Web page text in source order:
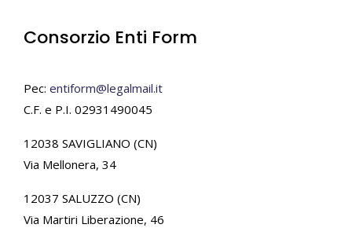
Consorzio Enti Form
Pec: entiform@legalmail.it
C.F. e P.I. 02931490045
12038 SAVIGLIANO (CN)
Via Mellonera, 34
12037 SALUZZO (CN)
Via Martiri Liberazione, 46